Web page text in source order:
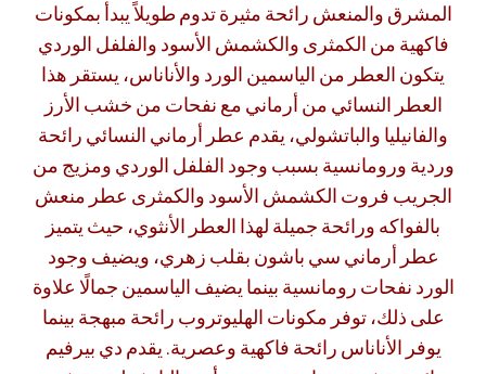
المشرق والمنعش رائحة مثيرة تدوم طويلاً يبدأ بمكونات
فاكهية من الكمثرى والكشمش الأسود والفلفل الوردي
يتكون العطر من الياسمين الورد والأناناس، يستقر هذا
العطر النسائي من أرماني مع نفحات من خشب الأرز
والفانيليا والباتشولي، يقدم عطر أرماني النسائي رائحة
وردية ورومانسية بسبب وجود الفلفل الوردي ومزيج من
الجريب فروت الكشمش الأسود والكمثرى عطر منعش
بالفواكه ورائحة جميلة لهذا العطر الأنثوي، حيث يتميز
عطر أرماني سي باشون بقلب زهري، ويضيف وجود
الورد نفحات رومانسية بينما يضيف الياسمين جمالًا علاوة
على ذلك، توفر مكونات الهليوتروب رائحة مبهجة بينما
يوفر الأناناس رائحة فاكهية وعصرية. يقدم دي بيرفيم